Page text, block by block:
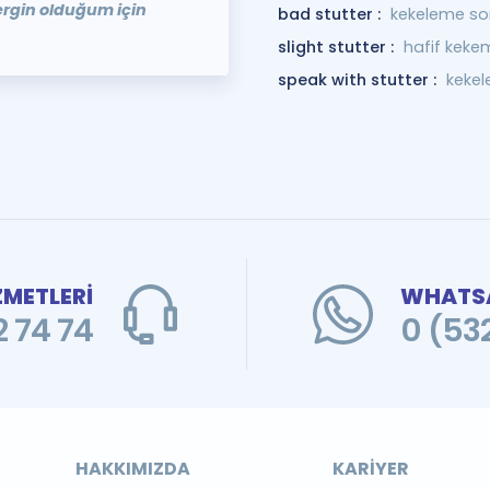
olduğum için bad stutter : kekeleme
slight stutter : hafif
speak with stutter :
74 0
HAKKIMIZDA KARIYER